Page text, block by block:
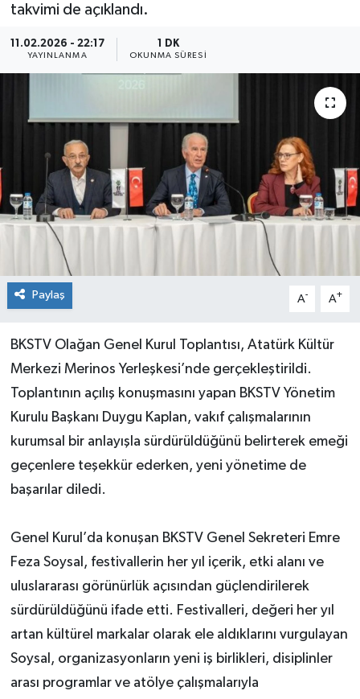
takvimi de açıklandı.
11.02.2026 - 22:17
YAYINLANMA
1 DK
OKUNMA SÜRESI
Paylaş A- A+
BKSTV Olağan Genel Kurul Toplantısı, Atatürk Kültür
Merkezi Merinos Yerleşkesi’nde gerçekleştirildi.
Toplantının açılış konuşmasını yapan BKSTV Yönetim
Kurulu Başkanı Duygu Kaplan, vakıf çalışmalarının
kurumsal bir anlayışla sürdürüldüğünü belirterek emeği
geçenlere teşekkür ederken, yeni yönetime de
başarılar diledi.
Genel Kurul’da konuşan BKSTV Genel Sekreteri Emre
Feza Soysal, festivallerin her yıl içerik, etki alanı ve
uluslararası görünürlük açısından güçlendirilerek
sürdürüldüğünü ifade etti. Festivalleri, değeri her yıl
artan kültürel markalar olarak ele aldıklarını vurgulayan
Soysal, organizasyonların yeni iş birlikleri, disiplinler
arası programlar ve atölye çalışmalarıyla